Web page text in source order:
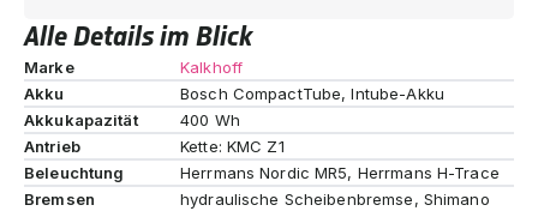
Alle Details im Blick
Marke
Kalkhoff
Akku
Bosch CompactTube, Intube-Akku
Akkukapazität
400 Wh
Antrieb
Kette: KMC Z1
Beleuchtung
Herrmans Nordic MR5, Herrmans H-Trace
Bremsen
hydraulische Scheibenbremse, Shimano